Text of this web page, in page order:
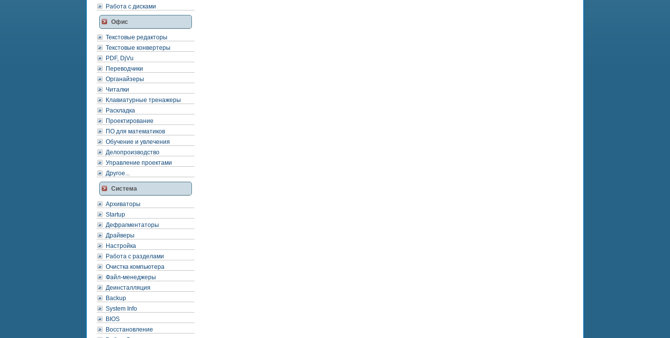
Работа с дисками
Офис
Текстовые редакторы
Текстовые конвертеры
PDF, DjVu
Переводчики
Органайзеры
Читалки
Клавиатурные тренажеры
Раскладка
Проектирование
ПО для математиков
Обучение и увлечения
Делопроизводство
Управление проектами
Другое...
Система
Архиваторы
Startup
Дефрагментаторы
Драйверы
Настройка
Работа с разделами
Очистка компьютера
Файл-менеджеры
Деинсталляция
Backup
System Info
BIOS
Восстановление